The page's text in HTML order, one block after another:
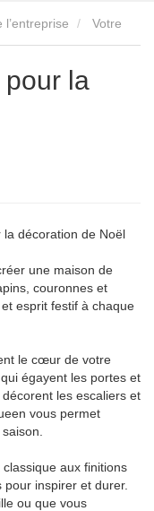
l’entreprise
pour la
la décoration de Noël
une maison de
couronnes et
esprit festif à chaque
le cœur de votre
égayent les portes et
les escaliers et
vous permet
aux finitions
inspirer et durer.
ou que vous